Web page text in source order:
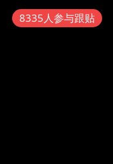
8335人参与跟贴